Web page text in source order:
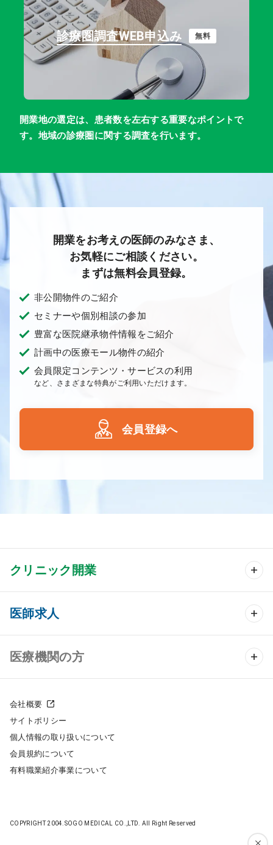
診療圏調査WEB申込み 無料
開業地の選定は、患者数を左右する重要なポイントで
す。地域の診療圏に関する調査を行います。
開業をお考えの医師のみなさま、
お気軽にご相談ください。
まずは無料会員登録。
非公開物件のご紹介
セミナーや個別相談の参加
豊富な医院継承物件情報をご紹介
計画中の医療モール物件の紹介
会員限定コンテンツ・サービスの利用
など、さまざまな特典がご利用いただけます。
会員登録へ
クリニック開業
クリニック開業 TOP
クリニック物件検索
クリニックの開業スタイル
クリニック開業までの流れ
開業支援事例
医師求人
医師求人 TOP
常勤求人検索
スポット求人検索
医療機関の方
採用をお考えの医療機関の方
会社概要
サイトポリシー
個人情報の取り扱いについて
会員規約について
有料職業紹介事業について
COPYRIGHT 2004.SOGO MEDICAL CO.,LTD. All Right Reserved